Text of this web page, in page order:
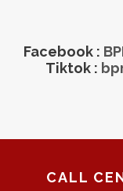
Facebook :
Tiktok :
CALL